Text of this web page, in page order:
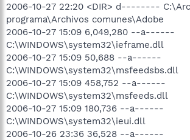
2006-10-27 22:20 <DIR> d--------
programa\Archivos comunes\Adobe
2006-10-27 15:09 6,049,280 --a------
C:\WINDOWS\system32\ieframe.dll
2006-10-27 15:09 50,688 --a------
C:\WINDOWS\system32\msfeedsbs.dll
2006-10-27 15:09 458,752 --a------
C:\WINDOWS\system32\msfeeds.dll
2006-10-27 15:09 180,736 --a------
C:\WINDOWS\system32\ieui.dll
2006-10-26 23:36 36,528 --a------